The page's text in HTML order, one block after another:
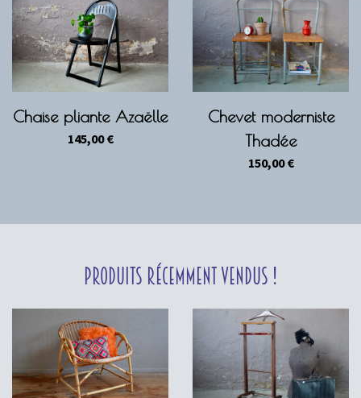
Chaise pliante Azaëlle
145,00€
Chevet moderniste
Thadée
150,00€
Produits récemment vendus !